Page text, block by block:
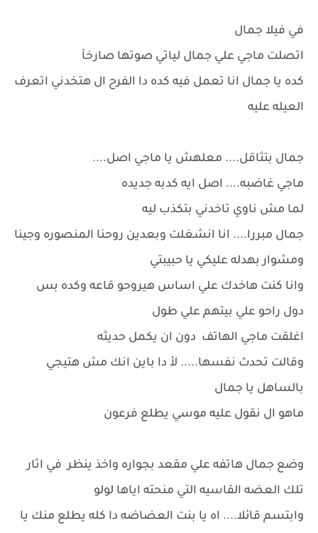
في فيلا جمال
اتصلت ماجي علي جمال لياتي صوتها صارخآ
كده يا جمال انا تعمل فيه كده دا الفرح ال هتخدني اتعرف
العيله عليه
جمال بتثاقل.... معلهش يا ماجي اصل....
ماجي غاضبه.... اصل ايه كدبه جديده
لما مش ناوي تاخدني بتكذب ليه
جمال مبررا.... انا انشغلت وبعدين روحنا المنصوره وجينا
ومشوار بهدله عليكي يا حبيبتي
وانا كنت هاخدك علي اساس هيروحو قاعه وكده بس
دول راحو علي بيتهم علي طول
اغلقت ماجي الهاتف دون ان يكمل حديثه
وقالت تحدث نفسها..... لأ دا باين انك مش هتيجي
بالساهل يا جمال
ماهو ال نقول عليه موسي يطلع فرعون
وضع جمال هاتفه علي مقعد بجواره واخذ ينظر في اثار
تلك العضه القاسيه التي منحته اياها لولو
وابتسم قائلا.... اه يا بنت العضاضه دا كله يطلع منك يا